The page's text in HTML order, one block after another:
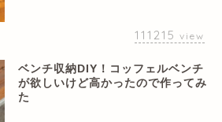
111215 view
ベンチ収納DIY！コッフェルベンチ
が欲しいけど高かったので作ってみ
た